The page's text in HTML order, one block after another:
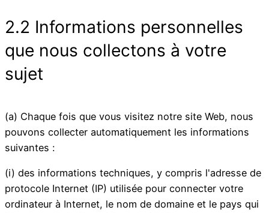
2.2 Informations personnelles
que nous collectons à votre
sujet
(a) Chaque fois que vous visitez notre site Web, nous
pouvons collecter automatiquement les informations
suivantes :
(i) des informations techniques, y compris l'adresse de
protocole Internet (IP) utilisée pour connecter votre
ordinateur à Internet, le nom de domaine et le pays qui